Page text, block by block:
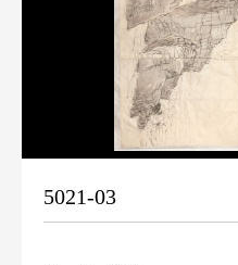
5021-03